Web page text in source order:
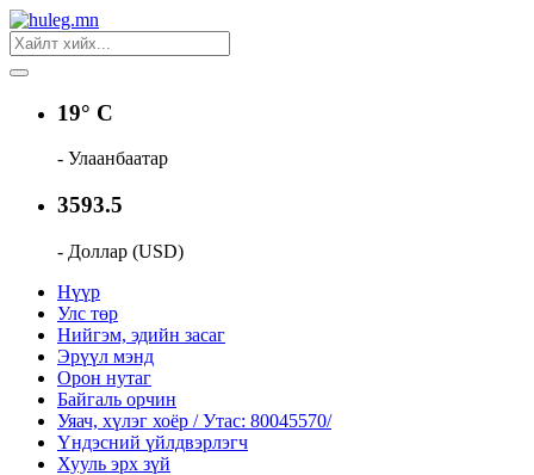
19° C
- Улаанбаатар
3593.5
- Доллар (USD)
Нүүр
Улс төр
Нийгэм, эдийн засаг
Эрүүл мэнд
Орон нутаг
Байгаль орчин
Уяач, хүлэг хоёр / Утас: 80045570/
Үндэсний үйлдвэрлэгч
Хууль эрх зүй